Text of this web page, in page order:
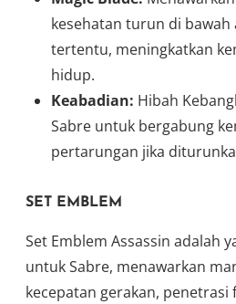
kesehatan turun di bawah
tertentu, meningkatkan
hidup.
Keabadian: Hibah
Sabre untuk bergabung
pertarungan jika
SET EMBLEM
Set Emblem Assassin adalah
untuk Sabre, menawarkan
kecepatan gerakan, penetrasi